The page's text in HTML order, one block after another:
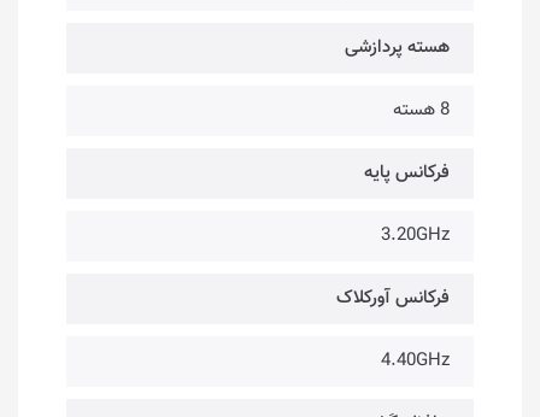
هسته پردازشی
8 هسته
فرکانس پایه
3.20GHz
فرکانس آورکلاک
4.40GHz